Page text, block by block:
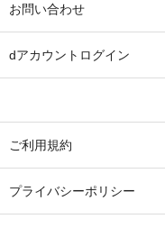
お問い合わせ
dアカウントログイン
ご利用規約
プライバシーポリシー